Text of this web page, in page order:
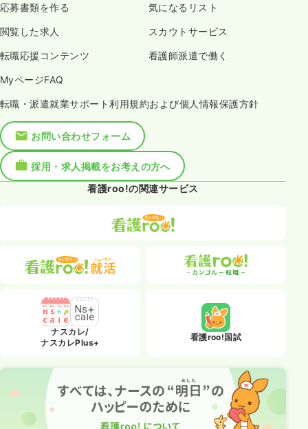
応募書類を作る 気になるリスト
閲覧した求人 スカウトサービス
転職応援コンテンツ 看護師派遣で働く
MyページFAQ
転職・派遣就業サポート利用規約および個人情報保護方針
お問い合わせフォーム
採用・求人掲載をお考えの方へ
看護roo!の関連サービス
ナスカレ/
ナスカレPlus+
看護roo!国試